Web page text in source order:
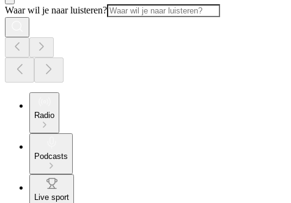
Waar wil je naar luisteren?
Radio
Podcasts
Live sport